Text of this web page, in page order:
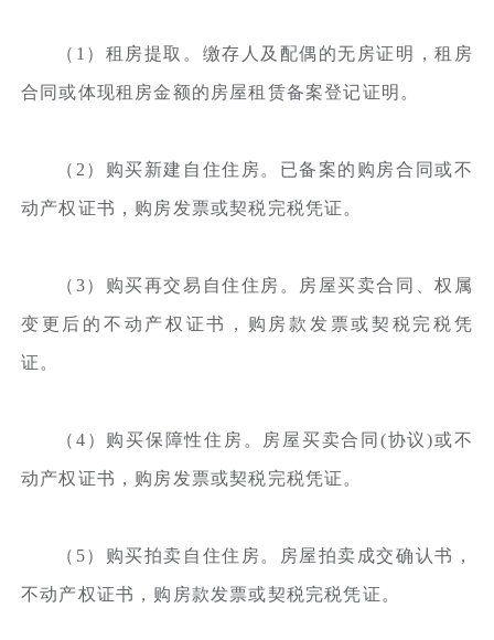
（1）租房提取。缴存人及配偶的无房证明，租房
合同或体现租房金额的房屋租赁备案登记证明。
（2）购买新建自住住房。已备案的购房合同或不
动产权证书，购房发票或契税完税凭证。
（3）购买再交易自住住房。房屋买卖合同、权属
变更后的不动产权证书，购房款发票或契税完税凭
证。
（4）购买保障性住房。房屋买卖合同(协议)或不
动产权证书，购房发票或契税完税凭证。
（5）购买拍卖自住住房。房屋拍卖成交确认书，
不动产权证书，购房款发票或契税完税凭证。